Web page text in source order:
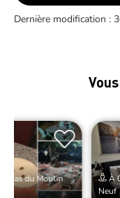
Dernière modification :
Mas du Moulin
À
Neuf